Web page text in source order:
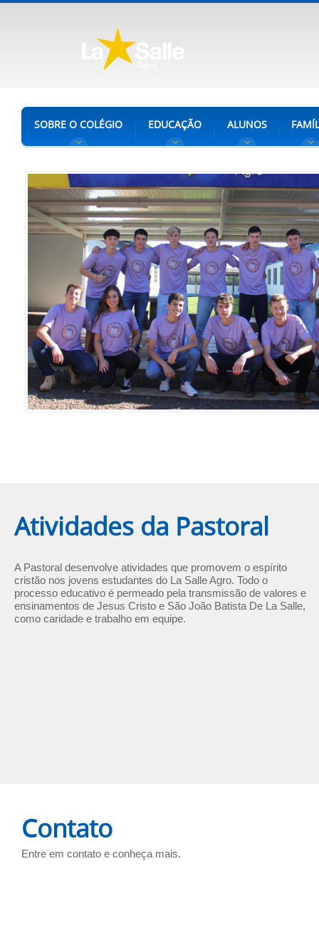
SOBRE O COLÉGIO EDUCAÇÃO ALUNOS
Atividades da Pastoral
A Pastoral desenvolve atividades que promovem o espírito
cristão nos jovens estudantes do La Salle Agro. Todo o
processo educativo é permeado pela transmissão de valores e
ensinamentos de Jesus Cristo e São João Batista De La Salle,
como caridade e trabalho em equipe.
Contato
Entre em contato e conheça mais.